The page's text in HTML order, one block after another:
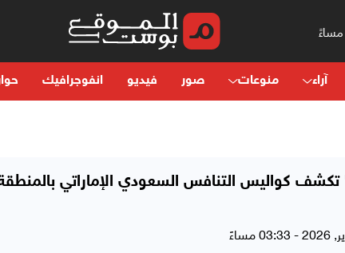
آراء منوعات صور فيديو انفوجرافيك
تكشف كواليس التنافس السعودي الإماراتي